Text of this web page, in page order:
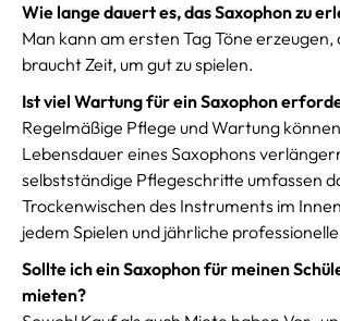
Wie lange dauert es, das Saxophon zu
Man kann am ersten Tag Töne erzeugen,
braucht Zeit, um gut zu spielen.
Ist viel Wartung für ein Saxophon
Regelmäßige Pflege und Wartung
Lebensdauer eines Saxophons
selbstständige Pflegeschritte umfassen
Trockenwischen des Instruments im
jedem Spielen und jährliche
Sollte ich ein Saxophon für meinen
mieten?